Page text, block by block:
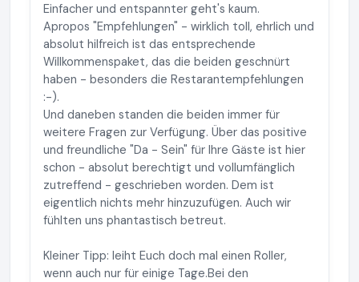
Einfacher und entspannter geht's kaum.
Apropos "Empfehlungen" - wirklich toll, ehrlich und
absolut hilfreich ist das entsprechende
Willkommenspaket, das die beiden geschnürt
haben - besonders die Restarantempfehlungen
:-).
Und daneben standen die beiden immer für
weitere Fragen zur Verfügung. Über das positive
und freundliche "Da - Sein" für Ihre Gäste ist hier
schon - absolut berechtigt und vollumfänglich
zutreffend - geschrieben worden. Dem ist
eigentlich nichts mehr hinzuzufügen. Auch wir
fühlten uns phantastisch betreut.
Kleiner Tipp: leiht Euch doch mal einen Roller,
wenn auch nur für einige Tage.Bei den